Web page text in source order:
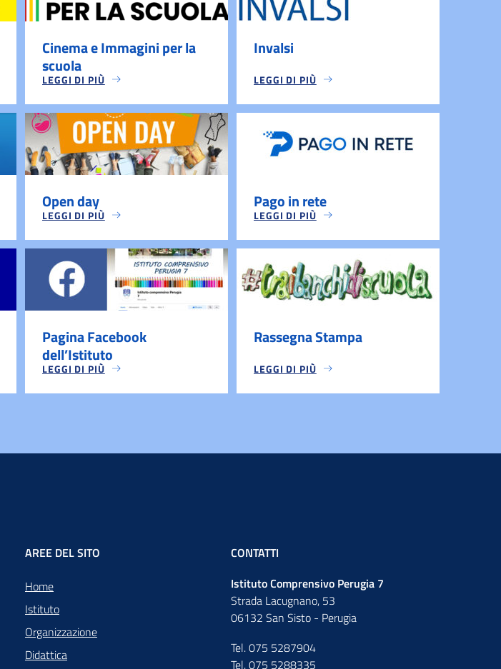
Cinema e Immagini per la
scuola
LEGGI DI PIÙ
Invalsi
LEGGI DI PIÙ
Open day
LEGGI DI PIÙ
Pago in rete
LEGGI DI PIÙ
Pagina Facebook
dell’Istituto
LEGGI DI PIÙ
Rassegna Stampa
LEGGI DI PIÙ
AREE DEL SITO
Home
Istituto
Organizzazione
Didattica
CONTATTI
Istituto Comprensivo Perugia 7
Strada Lacugnano, 53
06132 San Sisto - Perugia
Tel. 075 5287904
Tel. 075 5288335